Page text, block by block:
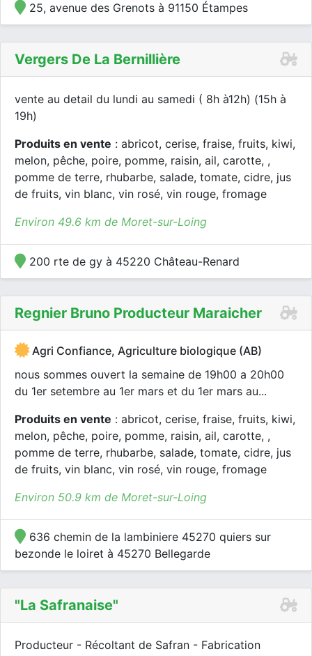
25, avenue des Grenots à 91150 Étampes
Vergers De La Bernillière
vente au detail du lundi au samedi ( 8h à12h) (15h à
19h)
Produits en vente : abricot, cerise, fraise, fruits, kiwi,
melon, pêche, poire, pomme, raisin, ail, carotte, ,
pomme de terre, rhubarbe, salade, tomate, cidre, jus
de fruits, vin blanc, vin rosé, vin rouge, fromage
Environ 49.6 km de Moret-sur-Loing
200 rte de gy à 45220 Château-Renard
Regnier Bruno Producteur Maraicher
Agri Confiance, Agriculture biologique (AB)
nous sommes ouvert la semaine de 19h00 a 20h00
du 1er setembre au 1er mars et du 1er mars au...
Produits en vente : abricot, cerise, fraise, fruits, kiwi,
melon, pêche, poire, pomme, raisin, ail, carotte, ,
pomme de terre, rhubarbe, salade, tomate, cidre, jus
de fruits, vin blanc, vin rosé, vin rouge, fromage
Environ 50.9 km de Moret-sur-Loing
636 chemin de la lambiniere 45270 quiers sur
bezonde le loiret à 45270 Bellegarde
"la Safranaise"
Producteur - Récoltant de Safran - Fabrication